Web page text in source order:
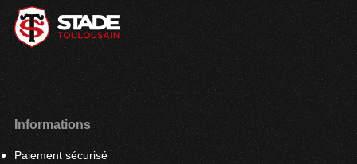
Informations
Paiement sécurisé